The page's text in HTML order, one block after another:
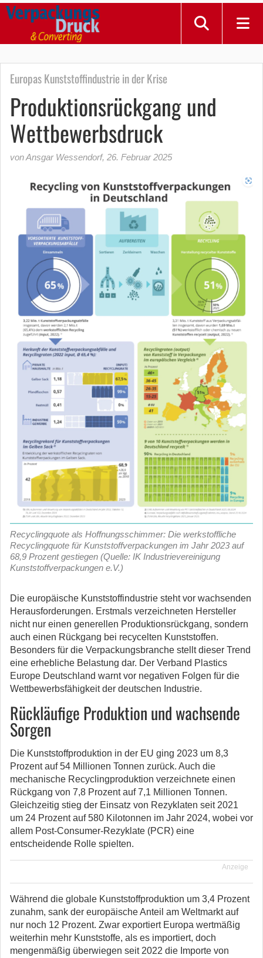
Europas Kunststoffindustrie in der Krise
Produktionsrückgang und
Wettbewerbsdruck
von Ansgar Wessendorf, 26. Februar 2025
Recyclingquote als Hoffnungsschimmer: Die werkstoffliche
Recyclingquote für Kunststoffverpackungen im Jahr 2023 auf
68,9 Prozent gestiegen (Quelle: IK Industrievereinigung
Kunststoffverpackungen e.V.)
Die europäische Kunststoffindustrie steht vor wachsenden
Herausforderungen. Erstmals verzeichneten Hersteller
nicht nur einen generellen Produktionsrückgang, sondern
auch einen Rückgang bei recycelten Kunststoffen.
Besonders für die Verpackungsbranche stellt dieser Trend
eine erhebliche Belastung dar. Der Verband Plastics
Europe Deutschland warnt vor negativen Folgen für die
Wettbewerbsfähigkeit der deutschen Industrie.
Rückläufige Produktion und wachsende
Sorgen
Die Kunststoffproduktion in der EU ging 2023 um 8,3
Prozent auf 54 Millionen Tonnen zurück. Auch die
mechanische Recyclingproduktion verzeichnete einen
Rückgang von 7,8 Prozent auf 7,1 Millionen Tonnen.
Gleichzeitig stieg der Einsatz von Rezyklaten seit 2021
um 24 Prozent auf 580 Kilotonnen im Jahr 2024, wobei vor
allem Post-Consumer-Rezyklate (PCR) eine
entscheidende Rolle spielten.
Anzeige
Während die globale Kunststoffproduktion um 3,4 Prozent
zunahm, sank der europäische Anteil am Weltmarkt auf
nur noch 12 Prozent. Zwar exportiert Europa wertmäßig
weiterhin mehr Kunststoffe, als es importiert, doch
mengenmäßig überwiegen seit 2022 die Importe von